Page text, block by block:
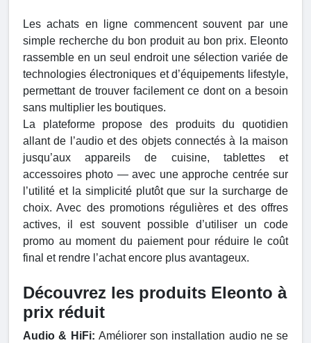
Les achats en ligne commencent souvent par une
simple recherche du bon produit au bon prix. Eleonto
rassemble en un seul endroit une sélection variée de
technologies électroniques et d’équipements lifestyle,
permettant de trouver facilement ce dont on a besoin
sans multiplier les boutiques.
La plateforme propose des produits du quotidien
allant de l’audio et des objets connectés à la maison
jusqu’aux appareils de cuisine, tablettes et
accessoires photo — avec une approche centrée sur
l’utilité et la simplicité plutôt que sur la surcharge de
choix. Avec des promotions régulières et des offres
actives, il est souvent possible d’utiliser un code
promo au moment du paiement pour réduire le coût
final et rendre l’achat encore plus avantageux.
Découvrez les produits Eleonto à
prix réduit
Audio & HiFi: Améliorer son installation audio ne se